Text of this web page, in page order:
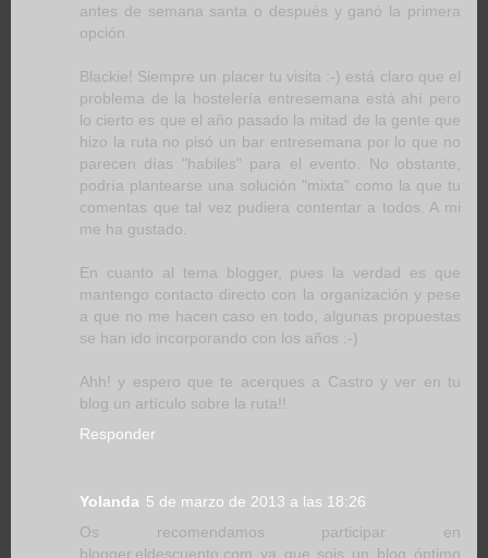
antes de semana santa o después y ganó la primera
opción.
Blackie! Siempre un placer tu visita :-) está claro que el
problema de la hostelería entresemana está ahí pero
lo cierto es que el año pasado la mitad de la gente que
hizo la ruta no pisó un bar entresemana por lo que no
parecen días "habiles" para el evento. No obstante,
podría plantearse una solución "mixta" como la que tu
comentas que tal vez pudiera contentar a todos. A mi
me ha gustado.
En cuanto al tema blogger, pues la verdad es que
mantengo contacto directo con la organización y pese
a que no me hacen caso en todo, algunas propuestas
se han ido incorporando con los años :-)
Ahh! y espero que te acerques a Castro y ver en tu
blog un artículo sobre la ruta!!
Responder
Yolanda 5 de marzo de 2013 a las 18:26
Os recomendamos participar en
blogger.eldescuento.com ya que sois un blog óptimo